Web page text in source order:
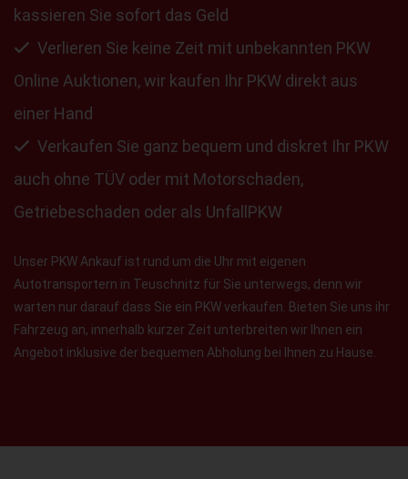
kassieren Sie sofort das Geld
Verlieren Sie keine Zeit mit unbekannten PKW
Online Auktionen, wir kaufen Ihr PKW direkt aus
einer Hand
Verkaufen Sie ganz bequem und diskret Ihr PKW
auch ohne TÜV oder mit Motorschaden,
Getriebeschaden oder als UnfallPKW
Unser PKW Ankauf ist rund um die Uhr mit eigenen
Autotransportern in Teuschnitz für Sie unterwegs, denn wir
warten nur darauf dass Sie ein PKW verkaufen. Bieten Sie uns ihr
Fahrzeug an, innerhalb kurzer Zeit unterbreiten wir Ihnen ein
Angebot inklusive der bequemen Abholung bei Ihnen zu Hause.